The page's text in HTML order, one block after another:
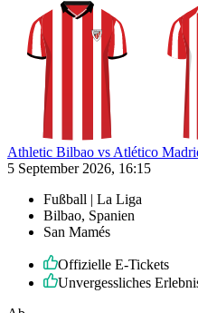
Athletic Bilbao vs Atlético
5 September 2026, 16:15
Fußball | La Liga
Bilbao, Spanien
San Mamés
Offizielle E-Tickets
Unvergessliches